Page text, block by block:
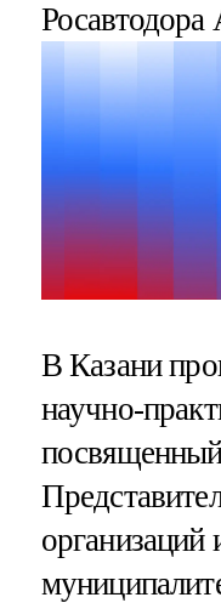
В Казани
научно-
организаций